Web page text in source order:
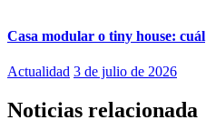
Casa modular o tiny house: cuál
Actualidad 3 de julio de 2026
Noticias relacionada